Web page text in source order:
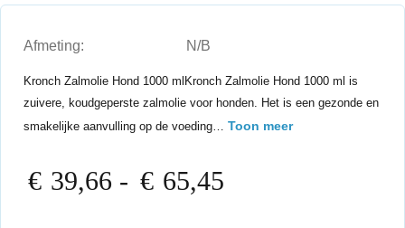
Afmeting: N/B
Kronch Zalmolie Hond 1000 mlKronch Zalmolie Hond 1000 ml is
zuivere, koudgeperste zalmolie voor honden. Het is een gezonde en
smakelijke aanvulling op de voeding… Toon meer
€ 39,66 - € 65,45